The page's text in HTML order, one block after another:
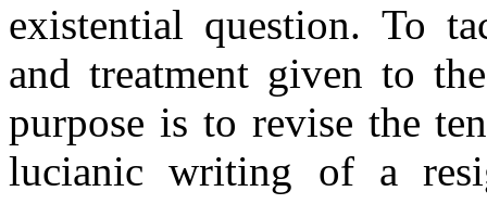
existential question. To
and treatment given to
purpose is to revise the
lucianic writing of a